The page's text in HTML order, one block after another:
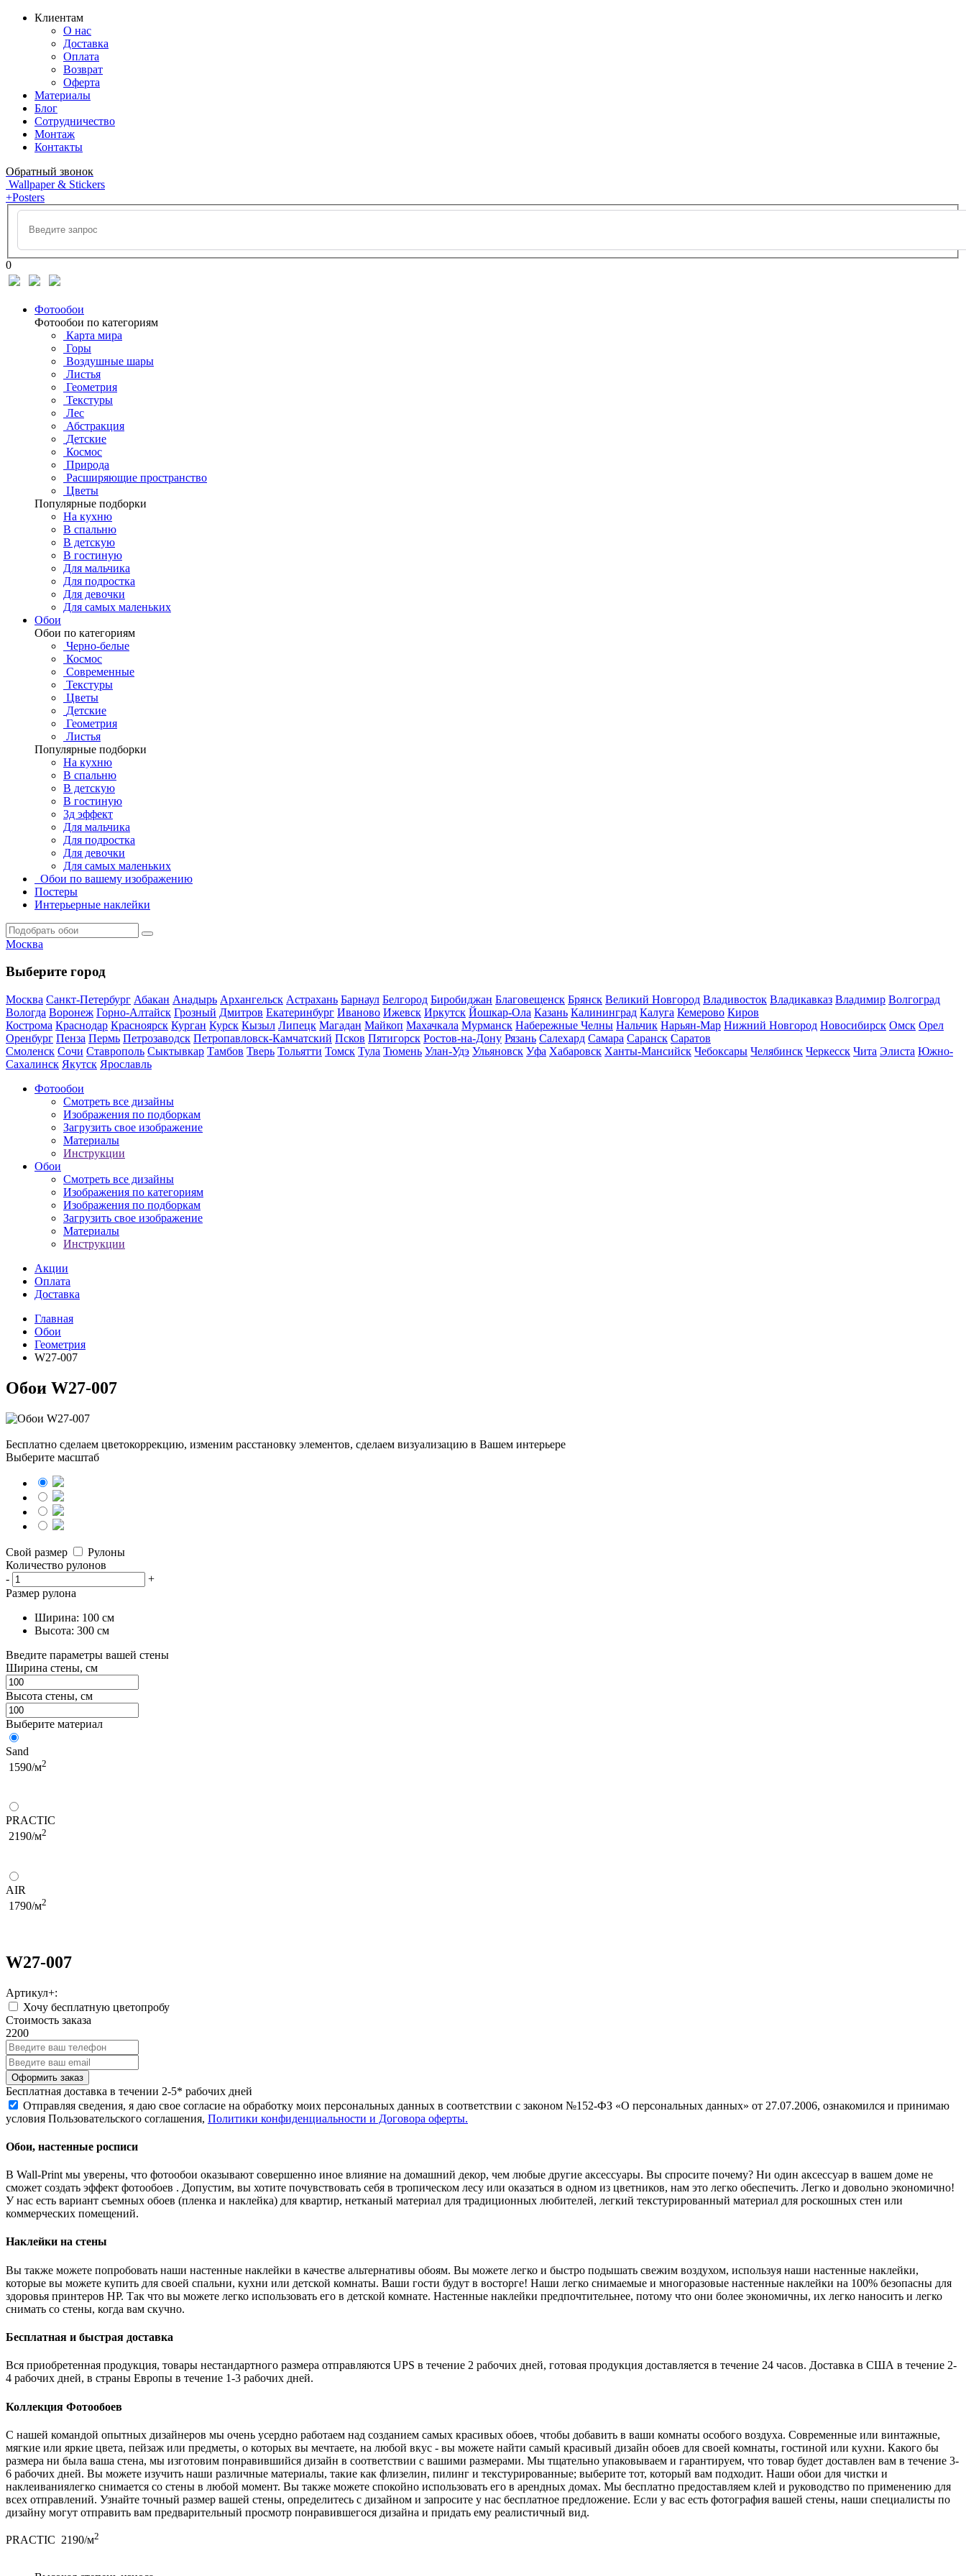
Клиентам
О нас
Доставка
Оплата
Возврат
Оферта
Материалы
Блог
Сотрудничество
Монтаж
Контакты
Обратный звонок
Wallpaper & Stickers
+Posters
0
Фотообои
Фотообои по категориям
Карта мира
Горы
Воздушные шары
Листья
Геометрия
Текстуры
Лес
Абстракция
Детские
Космос
Природа
Расширяющие пространство
Цветы
Популярные подборки
На кухню
В спальню
В детскую
В гостиную
Для мальчика
Для подростка
Для девочки
Для самых маленьких
Обои
Обои по категориям
Черно-белые
Космос
Современные
Текстуры
Цветы
Детские
Геометрия
Листья
Популярные подборки
На кухню
В спальню
В детскую
В гостиную
3д эффект
Для мальчика
Для подростка
Для девочки
Для самых маленьких
Обои по вашему изображению
Постеры
Интерьерные наклейки
Москва
Выберите город
Москва Санкт-Петербург Абакан Анадырь Архангельск Астрахань Барнаул Белгород Биробиджан Благовещенск Брянск Великий Новгород Владивосток Владикавказ Владимир Волгоград
Вологда Воронеж Горно-Алтайск Грозный Дмитров Екатеринбург Иваново Ижевск Иркутск Йошкар-Ола Казань Калининград Калуга Кемерово Киров
Кострома Краснодар Красноярск Курган Курск Кызыл Липецк Магадан Майкоп Махачкала Мурманск Набережные Челны Нальчик Нарьян-Мар Нижний Новгород Новосибирск Омск Орел
Оренбург Пенза Пермь Петрозаводск Петропавловск-Камчатский Псков Пятигорск Ростов-на-Дону Рязань Салехард Самара Саранск Саратов
Смоленск Сочи Ставрополь Сыктывкар Тамбов Тверь Тольятти Томск Тула Тюмень Улан-Удэ Ульяновск Уфа Хабаровск Ханты-Мансийск Чебоксары Челябинск Черкесск Чита Элиста Южно-
Сахалинск Якутск Ярославль
Фотообои
Смотреть все дизайны
Изображения по подборкам
Загрузить свое изображение
Материалы
Инструкции
Обои
Смотреть все дизайны
Изображения по категориям
Изображения по подборкам
Загрузить свое изображение
Материалы
Инструкции
Акции
Оплата
Доставка
Главная
Обои
Геометрия
W27-007
Обои W27-007
Бесплатно сделаем цветокоррекцию, изменим расстановку элементов, сделаем визуализацию в Вашем интерьере
Выберите масштаб
Свой размер
Рулоны
Количество рулонов
-
+
Размер рулона
Ширина: 100 см
Высота: 300 см
Введите параметры вашей стены
Ширина стены, см
Высота стены, см
Выберите материал
Sand
1590/м2
PRACTIC
2190/м2
AIR
1790/м2
W27-007
Артикул+:
Хочу бесплатную цветопробу
Стоимость заказа
2200
Бесплатная доставка в течении 2-5* рабочих дней
Отправляя сведения, я даю свое согласие на обработку моих персональных данных в соответствии с законом №152-ФЗ «О персональных данных» от 27.07.2006, ознакомился и принимаю
условия Пользовательского соглашения, Политики конфиденциальности и Договора оферты.
Обои, настенные росписи
В Wall-Print мы уверены, что фотообои оказывают совершенно иное влияние на домашний декор, чем любые другие аксессуары. Вы спросите почему? Ни один аксессуар в вашем доме не
сможет создать эффект фотообоев . Допустим, вы хотите почувствовать себя в тропическом лесу или оказаться в одном из цветников, нам это легко обеспечить. Легко и довольно экономично!
У нас есть вариант съемных обоев (пленка и наклейка) для квартир, нетканый материал для традиционных любителей, легкий текстурированный материал для роскошных стен или
коммерческих помещений.
Наклейки на стены
Вы также можете попробовать наши настенные наклейки в качестве альтернативы обоям. Вы можете легко и быстро подышать свежим воздухом, используя наши настенные наклейки,
которые вы можете купить для своей спальни, кухни или детской комнаты. Ваши гости будут в восторге! Наши легко снимаемые и многоразовые настенные наклейки на 100% безопасны для
здоровья принтеров HP. Так что вы можете легко использовать его в детской комнате. Настенные наклейки предпочтительнее, потому что они более экономичны, их легко наносить и легко
снимать со стены, когда вам скучно.
Бесплатная и быстрая доставка
Вся приобретенная продукция, товары нестандартного размера отправляются UPS в течение 2 рабочих дней, готовая продукция доставляется в течение 24 часов. Доставка в США в течение 2-
4 рабочих дней, в страны Европы в течение 1-3 рабочих дней.
Коллекция Фотообоев
С нашей командой опытных дизайнеров мы очень усердно работаем над созданием самых красивых обоев, чтобы добавить в ваши комнаты особого воздуха. Современные или винтажные,
мягкие или яркие цвета, пейзаж или предметы, о которых вы мечтаете, на любой вкус - вы можете найти самый красивый дизайн обоев для своей комнаты, гостиной или кухни. Какого бы
размера ни была ваша стена, мы изготовим понравившийся дизайн в соответствии с вашими размерами. Мы тщательно упаковываем и гарантируем, что товар будет доставлен вам в течение 3-
6 рабочих дней. Вы можете изучить наши различные материалы, такие как флизелин, пилинг и текстурированные; выберите тот, который вам подходит. Наши обои для чистки и
наклеиваниялегко снимается со стены в любой момент. Вы также можете спокойно использовать его в арендных домах. Мы бесплатно предоставляем клей и руководство по применению для
всех отправлений. Узнайте точный размер вашей стены, определитесь с дизайном и запросите у нас бесплатное предложение. Если у вас есть фотография вашей стены, наши специалисты по
дизайну могут отправить вам предварительный просмотр понравившегося дизайна и придать ему реалистичный вид.
PRACTIC 2190/м2